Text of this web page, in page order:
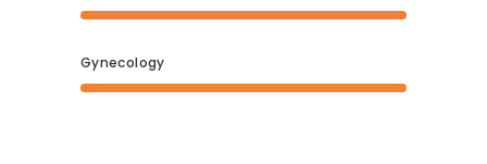
Gynecology